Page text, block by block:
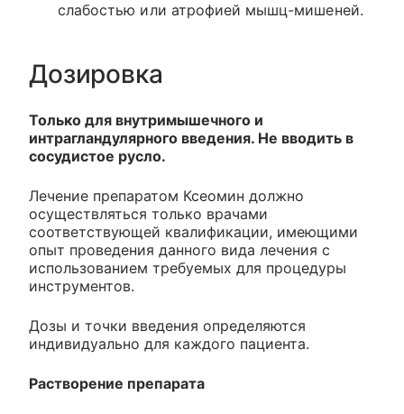
слабостью или атрофией мышц-мишеней.
Дозировка
Только для внутримышечного и
интрагландулярного введения. Не вводить в
сосудистое русло.
Лечение препаратом Ксеомин должно
осуществляться только врачами
соответствующей квалификации, имеющими
опыт проведения данного вида лечения с
использованием требуемых для процедуры
инструментов.
Дозы и точки введения определяются
индивидуально для каждого пациента.
Растворение препарата